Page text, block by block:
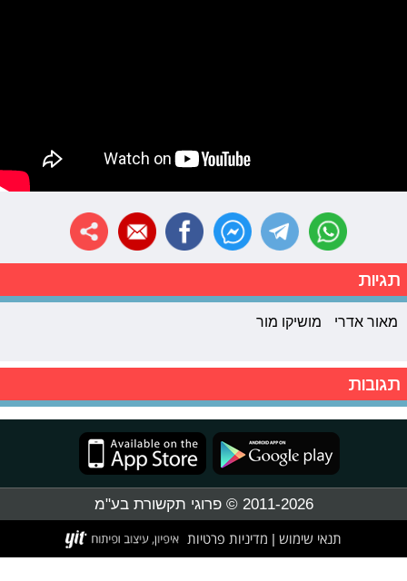
תגיות
מאור אדרי מושיקו מור
תגובות
2011-2026 © פרוגי תקשורת בע"מ
תנאי שימוש מדיניות פרטיות